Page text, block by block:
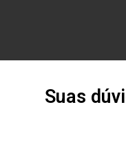
Suas